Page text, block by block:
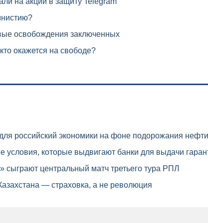
освобождения заключенных
окажется на свободе?
российский экономики на фоне подорожания нефти
условия, которые выдвигают банки для выдачи
сыграют центральный матч третьего тура РПЛ
— страховка, а не революция